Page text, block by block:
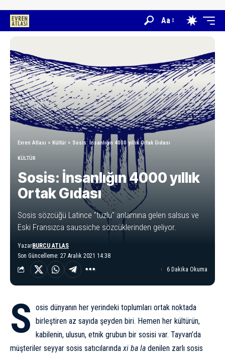
Aa
Evren Atlası > Kültür > Sosis: İnsanlığın 4000 yıllık Ortak Gıdası
KÜLTÜR
Sosis: İnsanlığın 4000 yıllık
Ortak Gıdası
Sosis sözcüğü Latince "tuzlu" anlamına gelen salsus ve
Eski Fransızca saussiche sözcüklerinden geliyor.
Son Güncelleme: 27 Aralık 2021 14:38
YazarBURCU ATLAS
6 Dakika Okuma
S osis dünyanın her yerindeki toplumları ortak noktada
birleştiren az sayıda şeyden biri. Hemen her kültürün,
kabilenin, ulusun, etnik grubun bir sosisi var. Tayvan’da
müşteriler seyyar sosis satıcılarında xi ba la denilen zarlı sosis